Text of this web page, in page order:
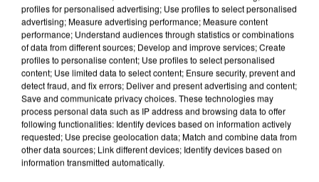
APRÈS TOUTES CES CANICULES, LES REFUGES
DE FAUNE SAUVAGE SONT...
profiles for personalised advertising; Use profiles to select personalised
advertising; Measure advertising performance; Measure content
performance; Understand audiences through statistics or combinations
of data from different sources; Develop and improve services; Create
profiles to personalise content; Use profiles to select personalised
content; Use limited data to select content; Ensure security, prevent and
detect fraud, and fix errors; Deliver and present advertising and content;
Save and communicate privacy choices. These technologies may
process personal data such as IP address and browsing data to offer
following functionalities: Identify devices based on information actively
requested; Use precise geolocation data; Match and combine data from
other data sources; Link different devices; Identify devices based on
information transmitted automatically.